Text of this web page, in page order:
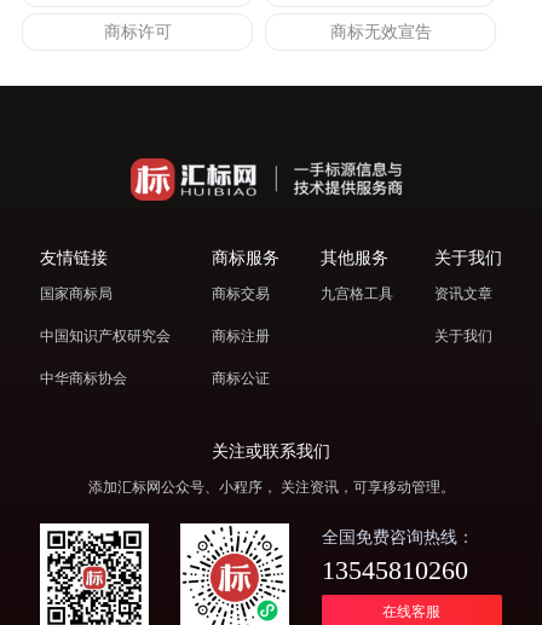
商标许可 商标无效宣告
友情链接
国家商标局
中国知识产权研究会
中华商标协会
商标服务
商标交易
商标注册
商标公证
其他服务
九宫格工具
关于我们
资讯文章
关于我们
关注或联系我们
添加汇标网公众号、小程序， 关注资讯，可享移动管理。
全国免费咨询热线：
13545810260
在线客服